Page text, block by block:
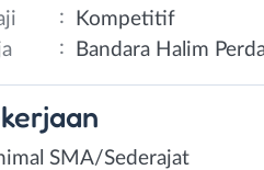
:
Kompetitif
: Bandara Halim
SMA/Sederajat